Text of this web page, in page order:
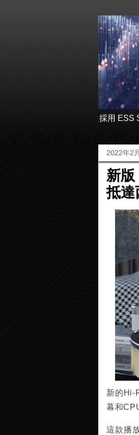
採用 ESS
2022年2
新
抵達
新的Hi-
幕和
這款播